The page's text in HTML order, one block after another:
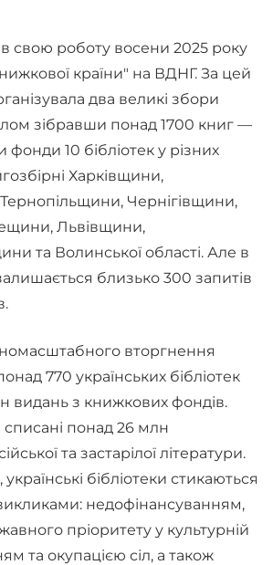
свою роботу восени 2025 року
країни" на ВДНГ. За цей
два великі збори
зібравши понад 1700 книг —
10 бібліотек у різних
Харківщини,
Чернігівщини,
Львівщини,
та Волинської області. Але в
близько 300 запитів
вторгнення
770 українських бібліотек
видань з книжкових фондів.
понад 26 млн
та застарілої літератури.
бібліотеки стикаються
недофінансуванням,
пріоритету у культурній
та окупацією сіл, а також